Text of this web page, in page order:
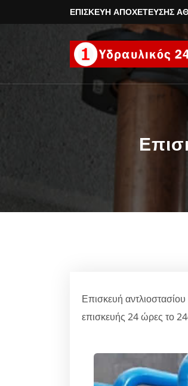
ΕΠΙΣΚΕΥΗ ΑΠΟΧΕΤΕΥΣΗΣ
Επισκευή
επισκευής 24 ώρες το